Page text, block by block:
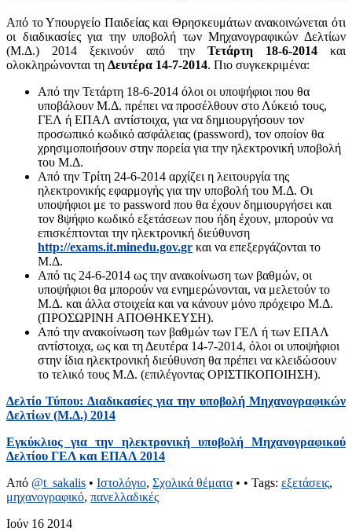
Από το Υπουργείο Παιδείας και Θρησκευμάτων ανακοινώνεται ότι
οι διαδικασίες για την υποβολή των Μηχανογραφικών Δελτίων
(Μ.Δ.) 2014 ξεκινούν από την Τετάρτη 18-6-2014και
ολοκληρώνονται τη Δευτέρα 14-7-2014. Πιο συγκεκριμένα:
Από την Τετάρτη 18-6-2014 όλοι οι υποψήφιοι που θα
υποβάλουν Μ.Δ. πρέπει να προσέλθουν στο Λύκειό τους,
ΓΕΛ ή ΕΠΑΛ αντίστοιχα, για να δημιουργήσουν τον
προσωπικό κωδικό ασφάλειας (password), τον οποίον θα
χρησιμοποιήσουν στην πορεία για την ηλεκτρονική υποβολή
του Μ.Δ.
Από την Τρίτη 24-6-2014 αρχίζει η λειτουργία της
ηλεκτρονικής εφαρμογής για την υποβολή του Μ.Δ. Οι
υποψήφιοι με το password που θα έχουν δημιουργήσει και
τον 8ψήφιο κωδικό εξετάσεων που ήδη έχουν, μπορούν να
επισκέπτονται την ηλεκτρονική διεύθυνση
http://exams.it.minedu.gov.gr και να επεξεργάζονται το
Μ.Δ.
Από τις 24-6-2014 ως την ανακοίνωση των βαθμών, οι
υποψήφιοι θα μπορούν να ενημερώνονται, να μελετούν το
Μ.Δ. και άλλα στοιχεία και να κάνουν μόνο πρόχειρο Μ.Δ.
(ΠΡΟΣΩΡΙΝΗ ΑΠΟΘΗΚΕΥΣΗ).
Από την ανακοίνωση των βαθμών των ΓΕΛ ή των ΕΠΑΛ
αντίστοιχα, ως και τη Δευτέρα 14-7-2014, όλοι οι υποψήφιοι
στην ίδια ηλεκτρονική διεύθυνση θα πρέπει να κλειδώσουν
το τελικό τους Μ.Δ. (επιλέγοντας ΟΡΙΣΤΙΚΟΠΟΙΗΣΗ).
Δελτίο Τύπου: Διαδικασίες για την υποβολή Μηχανογραφικών
Δελτίων (Μ.Δ.) 2014
Εγκύκλιος για την ηλεκτρονική υποβολή Μηχανογραφικού
Δελτίου ΓΕΛ και ΕΠΑΛ 2014
Από @t_sakalis • Ιστολόγιο, Σχολικά θέματα • • Tags: εξετάσεις,
μηχανογραφικό, πανελλαδικές
Ιούν 16 2014